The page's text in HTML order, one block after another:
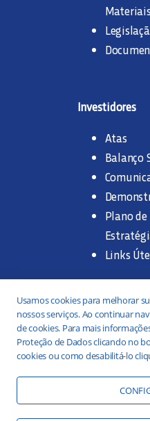
Investidores
Atas
Balanço
Plano
Links
Trabalhe na
Estágio
Portal
Práticas
Usamos cookies para melhorar
nossos serviços. Ao continuar
de cookies. Para mais
Proteção de Dados clicando no
cookies ou como desabilitá-lo